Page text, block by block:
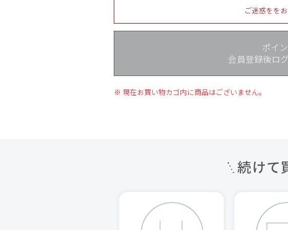
ご迷惑をを
ポイ
会員登録後ロ
※ 現在お買い物カゴ内に商品はございません。